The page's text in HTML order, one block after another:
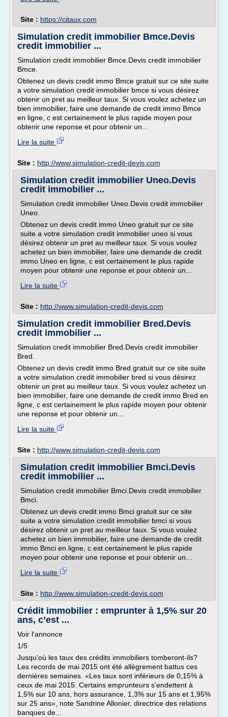
Site : https://citaux.com
Simulation credit immobilier Bmce.Devis
credit immobilier ...
Simulation credit immobilier Bmce.Devis credit immobilier
Bmce.
Obtenez un devis credit immo Bmce gratuit sur ce site suite
a votre simulation credit immobilier bmce si vous désirez
obtenir un pret au meilleur taux. Si vous voulez achetez un
bien immobilier, faire une demande de credit immo Bmce
en ligne, c est certainement le plus rapide moyen pour
obtenir une reponse et pour obtenir un...
Lire la suite
Site : http://www.simulation-credit-devis.com
Simulation credit immobilier Uneo.Devis
credit immobilier ...
Simulation credit immobilier Uneo.Devis credit immobilier
Uneo.
Obtenez un devis credit immo Uneo gratuit sur ce site
suite a votre simulation credit immobilier uneo si vous
désirez obtenir un pret au meilleur taux. Si vous voulez
achetez un bien immobilier, faire une demande de credit
immo Uneo en ligne, c est certainement le plus rapide
moyen pour obtenir une reponse et pour obtenir un...
Lire la suite
Site : http://www.simulation-credit-devis.com
Simulation credit immobilier Bred.Devis
credit immobilier ...
Simulation credit immobilier Bred.Devis credit immobilier
Bred.
Obtenez un devis credit immo Bred gratuit sur ce site suite
a votre simulation credit immobilier bred si vous désirez
obtenir un pret au meilleur taux. Si vous voulez achetez un
bien immobilier, faire une demande de credit immo Bred en
ligne, c est certainement le plus rapide moyen pour obtenir
une reponse et pour obtenir un...
Lire la suite
Site : http://www.simulation-credit-devis.com
Simulation credit immobilier Bmci.Devis
credit immobilier ...
Simulation credit immobilier Bmci.Devis credit immobilier
Bmci.
Obtenez un devis credit immo Bmci gratuit sur ce site
suite a votre simulation credit immobilier bmci si vous
désirez obtenir un pret au meilleur taux. Si vous voulez
achetez un bien immobilier, faire une demande de credit
immo Bmci en ligne, c est certainement le plus rapide
moyen pour obtenir une reponse et pour obtenir un...
Lire la suite
Site : http://www.simulation-credit-devis.com
Crédit immobilier : emprunter à 1,5% sur 20
ans, c’est ...
Voir l'annonce
1/5
Jusqu'où les taux des crédits immobiliers tomberont-ils?
Les records de mai 2015 ont été allègrement battus ces
dernières semaines. «Les taux sont inférieurs de 0,15% à
ceux de mai 2015. Certains emprunteurs s'endettent à
1,5% sur 10 ans, hors assurance, 1,3% sur 15 ans et 1,95%
sur 25 ans», note Sandrine Allonier, directrice des relations
banques de...